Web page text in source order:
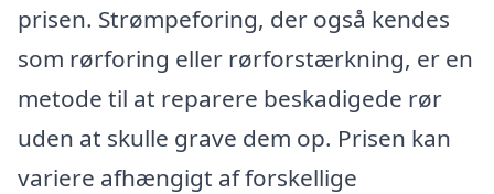
prisen. Strømpeforing, der også kendes
som rørforing eller rørforstærkning, er en
metode til at reparere beskadigede rør
uden at skulle grave dem op. Prisen kan
variere afhængigt af forskellige